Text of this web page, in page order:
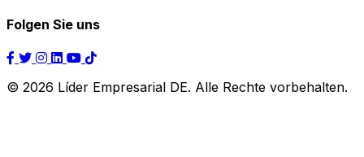
Folgen Sie uns
© 2026 Líder Empresarial DE. Alle Rechte vorbehalten.